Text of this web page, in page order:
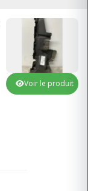
Voir le produit